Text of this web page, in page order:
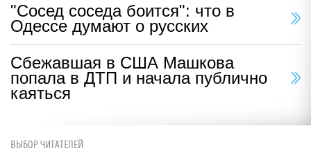
"Сосед соседа боится": что в
Одессе думают о русских
Сбежавшая в США Машкова
попала в ДТП и начала публично
каяться
ВЫБОР ЧИТАТЕЛЕЙ